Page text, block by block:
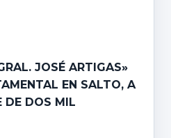
JOSÉ ARTIGAS»
EN SALTO, A
DE DOS MIL